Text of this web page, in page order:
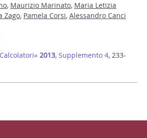
, Maurizio Marinato, Maria Letizia
Zago, Pamela Corsi, Alessandro Canci
2013, Supplemento 4, 233-